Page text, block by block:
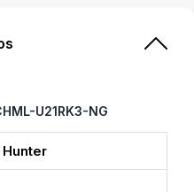
U21RK3-NG